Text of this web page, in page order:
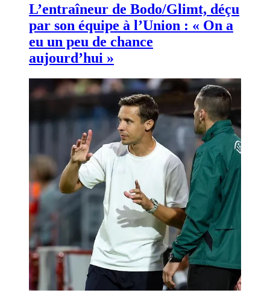
L’entraîneur de Bodo/Glimt, déçu
par son équipe à l’Union : « On a
eu un peu de chance
aujourd’hui »